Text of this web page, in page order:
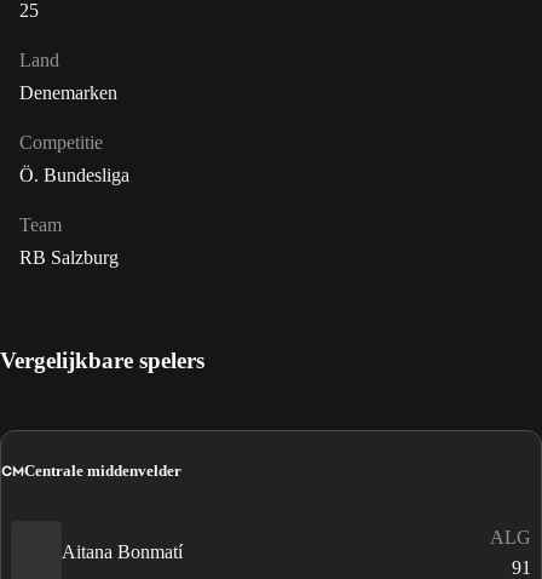
25
Land
Denemarken
Competitie
Ö. Bundesliga
Team
RB Salzburg
Vergelijkbare spelers
CMCentrale middenvelder
Aitana Bonmatí
ALG
91